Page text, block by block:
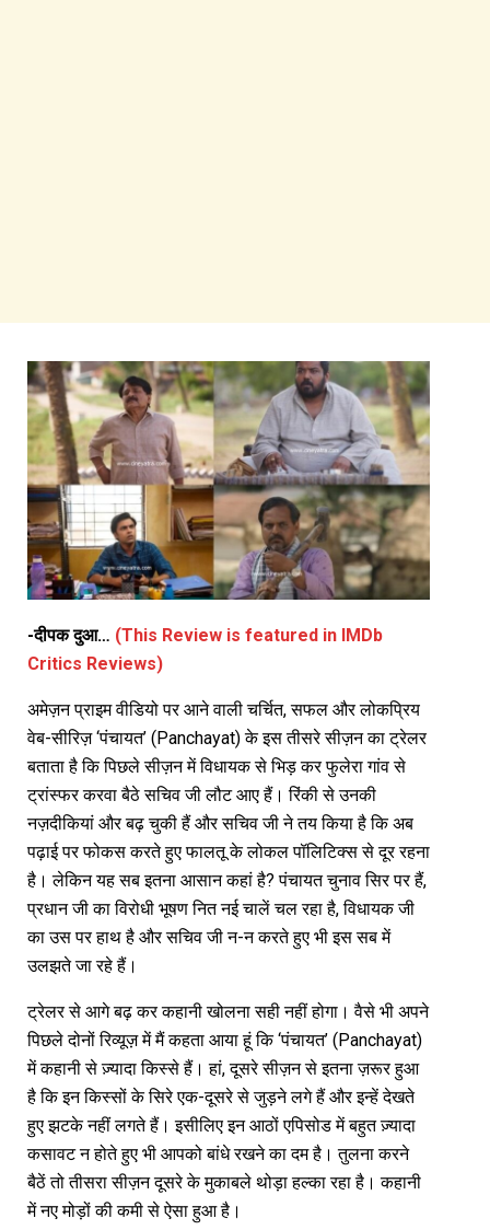
-दीपक दुआ… (This Review is featured in IMDb
Critics Reviews)
अमेज़न प्राइम वीडियो पर आने वाली चर्चित, सफल और लोकप्रिय
वेब-सीरिज़ ‘पंचायत’ (Panchayat) के इस तीसरे सीज़न का ट्रेलर
बताता है कि पिछले सीज़न में विधायक से भिड़ कर फुलेरा गांव से
ट्रांस्फर करवा बैठे सचिव जी लौट आए हैं। रिंकी से उनकी
नज़दीकियां और बढ़ चुकी हैं और सचिव जी ने तय किया है कि अब
पढ़ाई पर फोकस करते हुए फालतू के लोकल पॉलिटिक्स से दूर रहना
है। लेकिन यह सब इतना आसान कहां है? पंचायत चुनाव सिर पर हैं,
प्रधान जी का विरोधी भूषण नित नई चालें चल रहा है, विधायक जी
का उस पर हाथ है और सचिव जी न-न करते हुए भी इस सब में
उलझते जा रहे हैं।
ट्रेलर से आगे बढ़ कर कहानी खोलना सही नहीं होगा। वैसे भी अपने
पिछले दोनों रिव्यूज़ में मैं कहता आया हूं कि ‘पंचायत’ (Panchayat)
में कहानी से ज़्यादा किस्से हैं। हां, दूसरे सीज़न से इतना ज़रूर हुआ
है कि इन किस्सों के सिरे एक-दूसरे से जुड़ने लगे हैं और इन्हें देखते
हुए झटके नहीं लगते हैं। इसीलिए इन आठों एपिसोड में बहुत ज़्यादा
कसावट न होते हुए भी आपको बांधे रखने का दम है। तुलना करने
बैठें तो तीसरा सीज़न दूसरे के मुकाबले थोड़ा हल्का रहा है। कहानी
में नए मोड़ों की कमी से ऐसा हुआ है।